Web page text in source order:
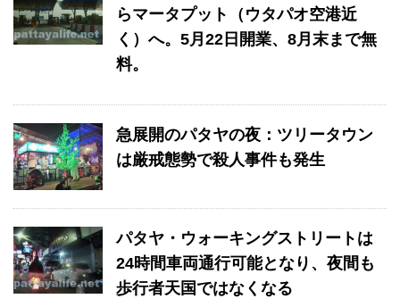
らマータプット（ウタパオ空港近
く）へ。5月22日開業、8月末まで無
料。
急展開のパタヤの夜：ツリータウン
は厳戒態勢で殺人事件も発生
パタヤ・ウォーキングストリートは
24時間車両通行可能となり、夜間も
歩行者天国ではなくなる